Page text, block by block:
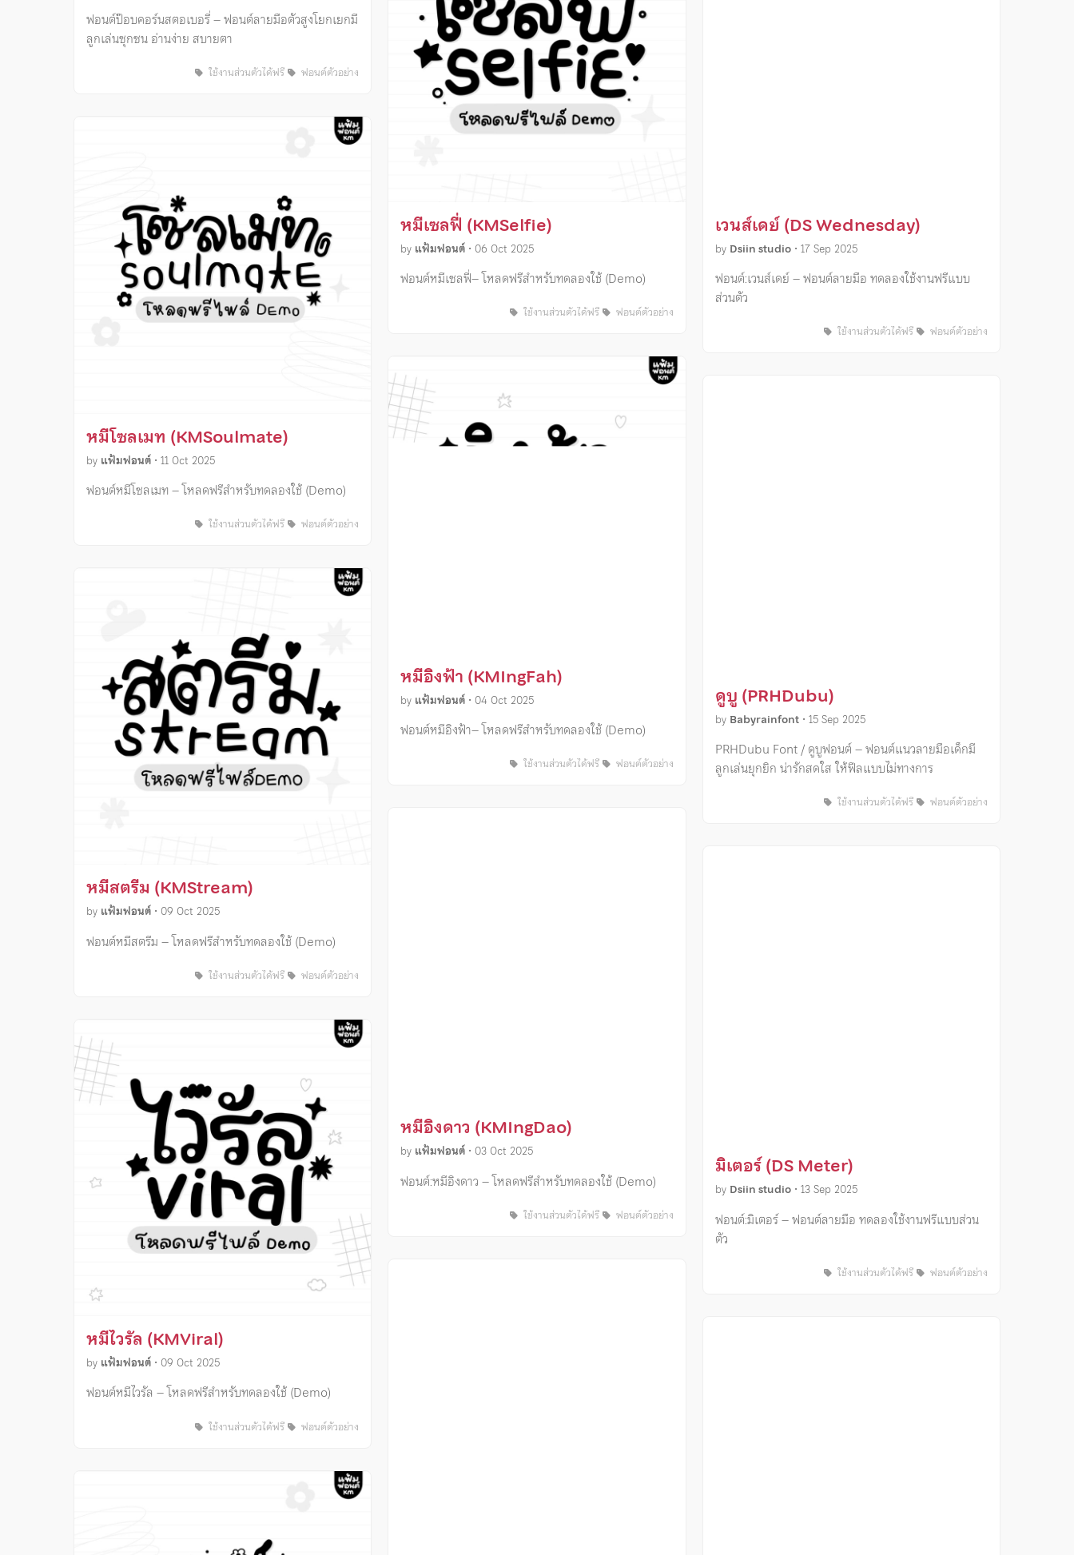
ฟอนต์ป๊อบคอร์นสตอเบอรี่ – ฟอนต์ลายมือตัวสูงโยกเยกมี
ลูกเล่นซุกซน อ่านง่าย สบายตา
ใช้งานส่วนตัวได้ฟรี ฟอนต์ตัวอย่าง
หมีโซลเมท (KMSoulmate)
by แฟ้มฟอนต์ • 11 Oct 2025
ฟอนต์หมีโซลเมท – โหลดฟรีสำหรับทดลองใช้ (Demo)
ใช้งานส่วนตัวได้ฟรี ฟอนต์ตัวอย่าง
หมีสตรีม (KMStream)
by แฟ้มฟอนต์ • 09 Oct 2025
ฟอนต์หมีสตรีม – โหลดฟรีสำหรับทดลองใช้ (Demo)
ใช้งานส่วนตัวได้ฟรี ฟอนต์ตัวอย่าง
หมีไวรัล (KMViral)
by แฟ้มฟอนต์ • 09 Oct 2025
ฟอนต์หมีไวรัล – โหลดฟรีสำหรับทดลองใช้ (Demo)
ใช้งานส่วนตัวได้ฟรี ฟอนต์ตัวอย่าง
หมีเซลฟี่ (KMSelfie)
by แฟ้มฟอนต์ • 06 Oct 2025
ฟอนต์หมีเซลฟี่– โหลดฟรีสำหรับทดลองใช้ (Demo)
ใช้งานส่วนตัวได้ฟรี ฟอนต์ตัวอย่าง
หมีอิงฟ้า (KMIngFah)
by แฟ้มฟอนต์ • 04 Oct 2025
ฟอนต์หมีอิงฟ้า– โหลดฟรีสำหรับทดลองใช้ (Demo)
ใช้งานส่วนตัวได้ฟรี ฟอนต์ตัวอย่าง
หมีอิงดาว (KMIngDao)
by แฟ้มฟอนต์ • 03 Oct 2025
ฟอนต์:หมีอิงดาว – โหลดฟรีสำหรับทดลองใช้ (Demo)
ใช้งานส่วนตัวได้ฟรี ฟอนต์ตัวอย่าง
เวนส์เดย์ (DS Wednesday)
by Dsiin studio• 17 Sep 2025
ฟอนต์:เวนส์เดย์ – ฟอนต์ลายมือ ทดลองใช้งานฟรีแบบ
ส่วนตัว
ใช้งานส่วนตัวได้ฟรี ฟอนต์ตัวอย่าง
ดูบู (PRHDubu)
by Babyrainfont• 15 Sep 2025
PRHDubu Font / ดูบูฟอนต์ – ฟอนต์แนวลายมือเด็กมี
ลูกเล่นยุกยิก น่ารักสดใส ให้ฟีลแบบไม่ทางการ
ใช้งานส่วนตัวได้ฟรี ฟอนต์ตัวอย่าง
มิเตอร์ (DS Meter)
by Dsiin studio• 13 Sep 2025
ฟอนต์:มิเตอร์ – ฟอนต์ลายมือ ทดลองใช้งานฟรีแบบส่วน
ตัว
ใช้งานส่วนตัวได้ฟรี ฟอนต์ตัวอย่าง